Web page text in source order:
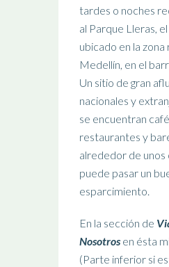
tardes o noches
al Parque Lleras,
ubicado en la zona
Medellín, en el
Un sitio de gran
nacionales y
se encuentran
restaurantes y
alrededor de unos
puede pasar un
esparcimiento.
En la sección de
Nosotros en ésta
(Parte inferior si